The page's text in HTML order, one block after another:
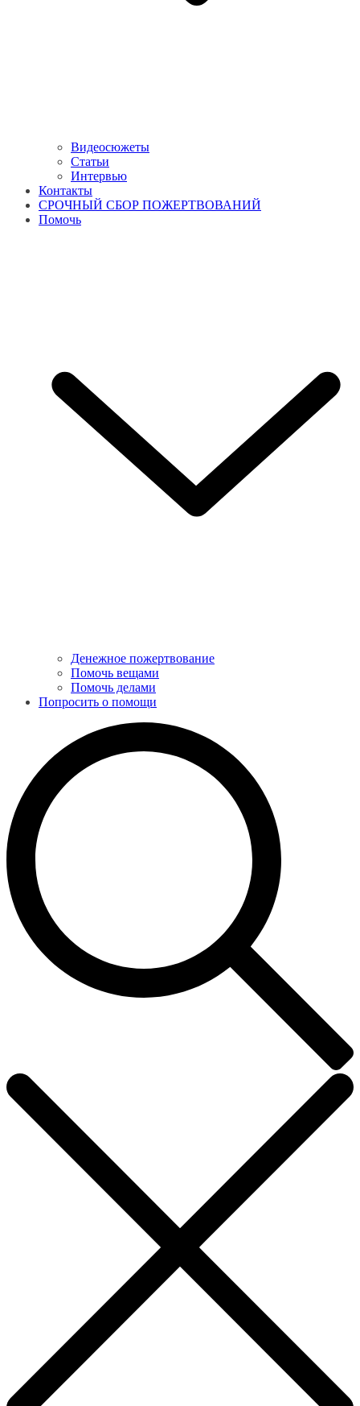
Видеосюжеты
Статьи
Интервью
Контакты
СРОЧНЫЙ СБОР ПОЖЕРТВОВАНИЙ
Помочь
Денежное пожертвование
Помочь вещами
Помочь делами
Попросить о помощи